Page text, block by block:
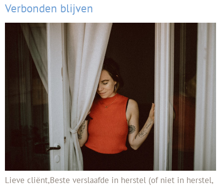
Verbonden blijven
Lieve cliënt,Beste verslaafde in herstel (of niet in herstel,